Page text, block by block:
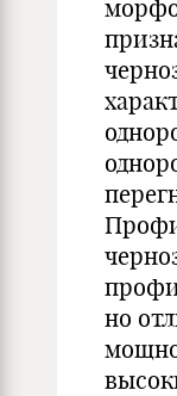
но